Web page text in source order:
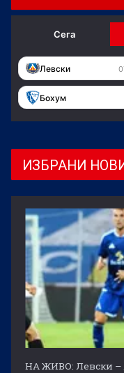
Сега
Левски
Бохум
ИЗБРАНИ
НА ЖИВО: Левски –